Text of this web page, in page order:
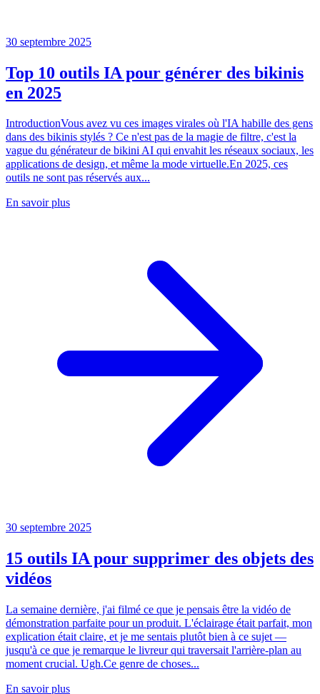
30 septembre 2025
Top 10 outils IA pour générer des bikinis
en 2025
IntroductionVous avez vu ces images virales où l'IA habille des gens
dans des bikinis stylés ? Ce n'est pas de la magie de filtre, c'est la
vague du générateur de bikini AI qui envahit les réseaux sociaux, les
applications de design, et même la mode virtuelle.En 2025, ces
outils ne sont pas réservés aux...
En savoir plus
30 septembre 2025
15 outils IA pour supprimer des objets des
vidéos
La semaine dernière, j'ai filmé ce que je pensais être la vidéo de
démonstration parfaite pour un produit. L'éclairage était parfait, mon
explication était claire, et je me sentais plutôt bien à ce sujet —
jusqu'à ce que je remarque le livreur qui traversait l'arrière-plan au
moment crucial. Ugh.Ce genre de choses...
En savoir plus